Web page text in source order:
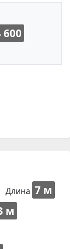
600
Длина 7 м
м